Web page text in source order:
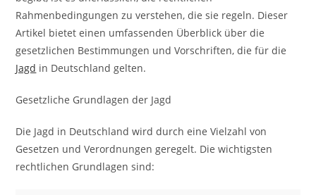
Rahmenbedingungen zu verstehen, die sie regeln. Dieser
Artikel bietet einen umfassenden Überblick über die
gesetzlichen Bestimmungen und Vorschriften, die für die
Jagd in Deutschland gelten.
Gesetzliche Grundlagen der Jagd
Die Jagd in Deutschland wird durch eine Vielzahl von
Gesetzen und Verordnungen geregelt. Die wichtigsten
rechtlichen Grundlagen sind: